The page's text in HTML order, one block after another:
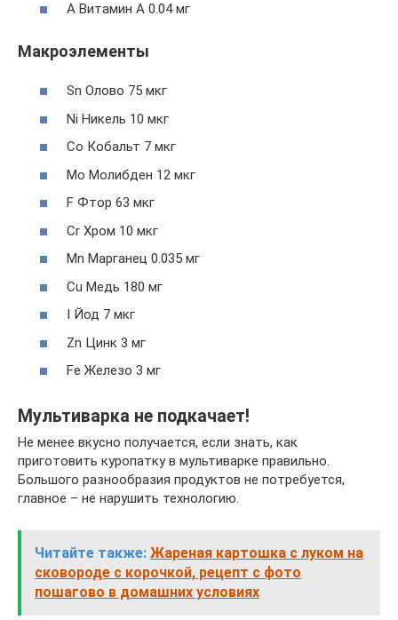
А Витамин А 0.04 мг
Макроэлементы
Sn Олово 75 мкг
Ni Никель 10 мкг
Co Кобальт 7 мкг
Mo Молибден 12 мкг
F Фтор 63 мкг
Cr Хром 10 мкг
Mn Марганец 0.035 мг
Cu Медь 180 мг
I Йод 7 мкг
Zn Цинк 3 мг
Fe Железо 3 мг
Мультиварка не подкачает!
Не менее вкусно получается, если знать, как
приготовить куропатку в мультиварке правильно.
Большого разнообразия продуктов не потребуется,
главное – не нарушить технологию.
Читайте также: Жареная картошка с луком на
сковороде с корочкой, рецепт с фото
пошагово в домашних условиях